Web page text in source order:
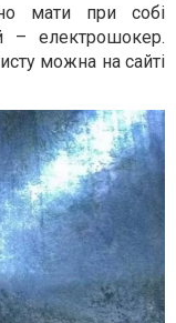
мати при собі
– електрошокер.
можна на сайті